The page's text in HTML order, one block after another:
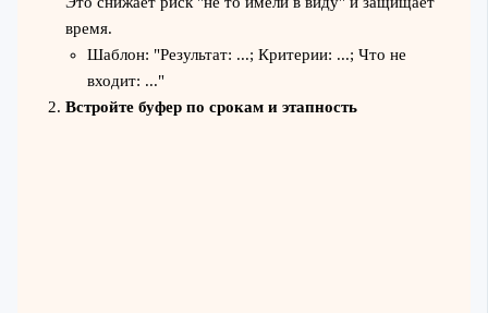
время.
Шаблон: "Результат: ...; Критерии: ...; Что не
входит: ..."
Встройте буфер по срокам и этапность